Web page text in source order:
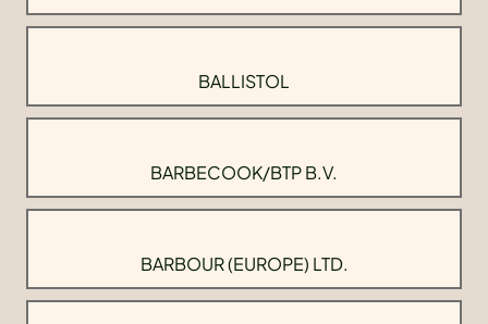
BALLISTOL
BARBECOOK/BTP B.V.
BARBOUR (EUROPE) LTD.